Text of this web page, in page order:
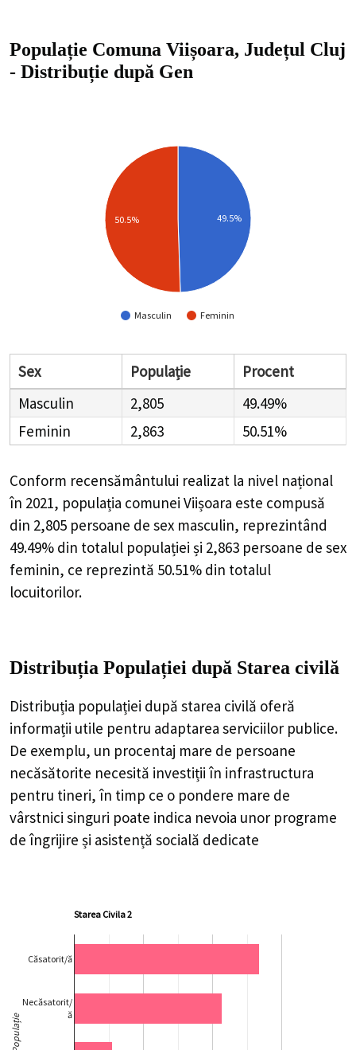
Populație Comuna Viișoara, Județul Cluj
- Distribuție după Gen
Masculin Feminin
49.5%
50.5%
Sex Populație
Procent
Masculin
2,805
49.49%
Feminin
2,863 50.51%
Conform recensământului realizat la nivel național
în 2021, populația comunei Viișoara este compusă
din 2,805 persoane de sex masculin, reprezintând
49.49% din totalul populației și 2,863 persoane de sex
feminin, ce reprezintă 50.51% din totalul
locuitorilor.
Distribuția Populației după Starea civilă
Distribuția populației după starea civilă oferă
informații utile pentru adaptarea serviciilor publice.
De exemplu, un procentaj mare de persoane
necăsătorite necesită investiții în infrastructura
pentru tineri, în timp ce o pondere mare de
vârstnici singuri poate indica nevoia unor programe
de îngrijire și asistență socială dedicate
Starea Civila 2
Căsatorit/ă
Necăsatorit/
ă
Populație